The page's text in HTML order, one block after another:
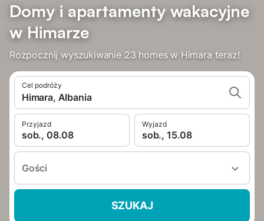
Domy i apartamenty wakacyjne
w Himarze
Rozpocznij wyszukiwanie 23 homes w Himara teraz!
Cel podróży
Himara, Albania
Przyjazd
sob., 08.08
Wyjazd
sob., 15.08
Gości
SZUKAJ